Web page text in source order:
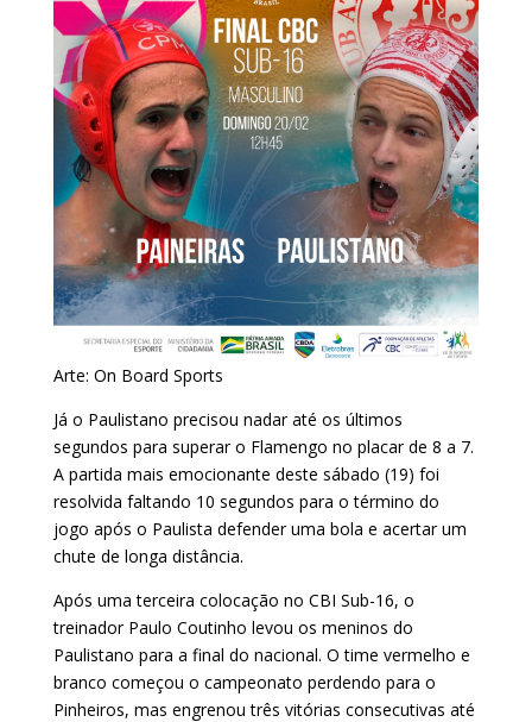
Arte: On Board Sports
Já o Paulistano precisou nadar até os últimos
segundos para superar o Flamengo no placar de 8 a 7.
A partida mais emocionante deste sábado (19) foi
resolvida faltando 10 segundos para o término do
jogo após o Paulista defender uma bola e acertar um
chute de longa distância.
Após uma terceira colocação no CBI Sub-16, o
treinador Paulo Coutinho levou os meninos do
Paulistano para a final do nacional. O time vermelho e
branco começou o campeonato perdendo para o
Pinheiros, mas engrenou três vitórias consecutivas até